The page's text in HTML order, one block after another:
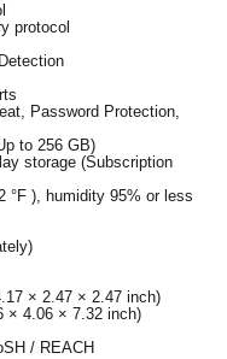
protocol
Password Protection,
to 256 GB)
storage (Subscription
°F ), humidity 95% or less
× 2.47 × 2.47 inch)
× 4.06 × 7.32 inch)
/ REACH